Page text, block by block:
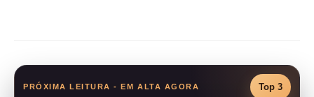
PRÓXIMA LEITURA - EM ALTA AGORA Top 3